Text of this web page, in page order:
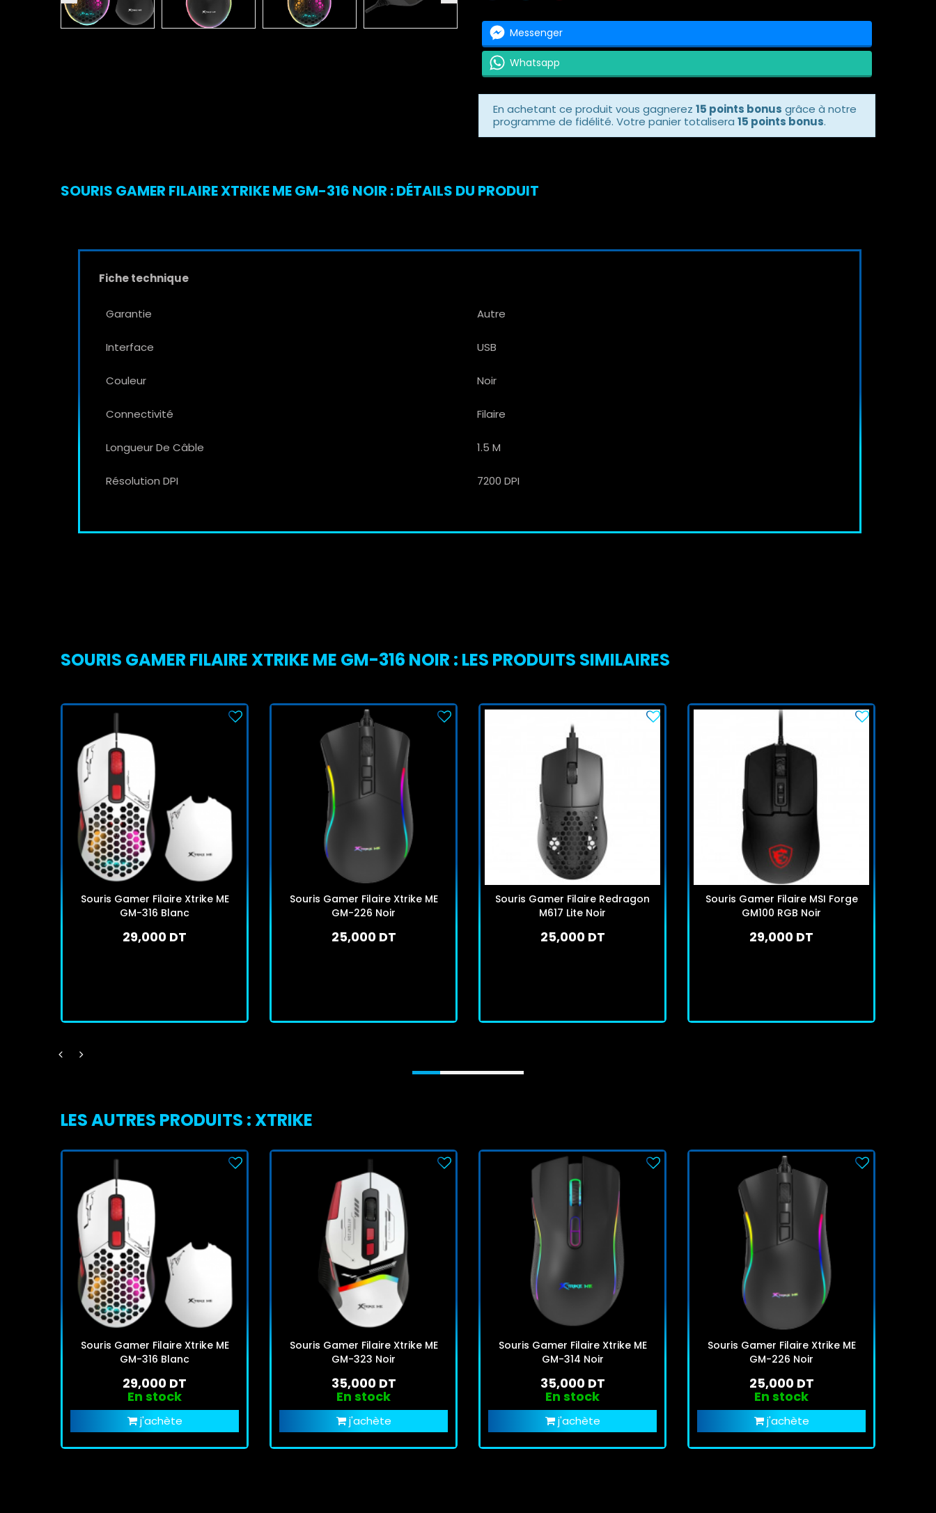
Messenger
Whatsapp
En achetant ce produit vous gagnerez 15 points bonus grâce à notre
programme de fidélité. Votre panier totalisera 15 points bonus.
SOURIS GAMER FILAIRE XTRIKE ME GM-316 NOIR : DÉTAILS DU PRODUIT
Fiche technique
Garantie Autre
Interface USB
Couleur Noir
Connectivité Filaire
Longueur De Câble 1.5 M
Résolution DPI 7200 DPI
SOURIS GAMER FILAIRE XTRIKE ME GM-316 NOIR : LES PRODUITS SIMILAIRES
Souris Gamer Filaire Xtrike ME
GM-316 Blanc
29,000 DT
Souris Gamer Filaire Xtrike ME
GM-226 Noir
25,000 DT
Souris Gamer Filaire Redragon
M617 Lite Noir
25,000 DT
Souris Gamer Filaire MSI Forge
GM100 RGB Noir
29,000 DT
LES AUTRES PRODUITS : XTRIKE
Souris Gamer Filaire Xtrike ME
GM-316 Blanc
29,000 DT
En stock
j'achète
Souris Gamer Filaire Xtrike ME
GM-323 Noir
35,000 DT
En stock
j'achète
Souris Gamer Filaire Xtrike ME
GM-314 Noir
35,000 DT
En stock
j'achète
Souris Gamer Filaire Xtrike ME
GM-226 Noir
25,000 DT
En stock
j'achète